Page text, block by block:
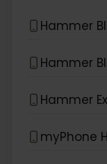
Hammer
Hammer
Hammer
myPhone